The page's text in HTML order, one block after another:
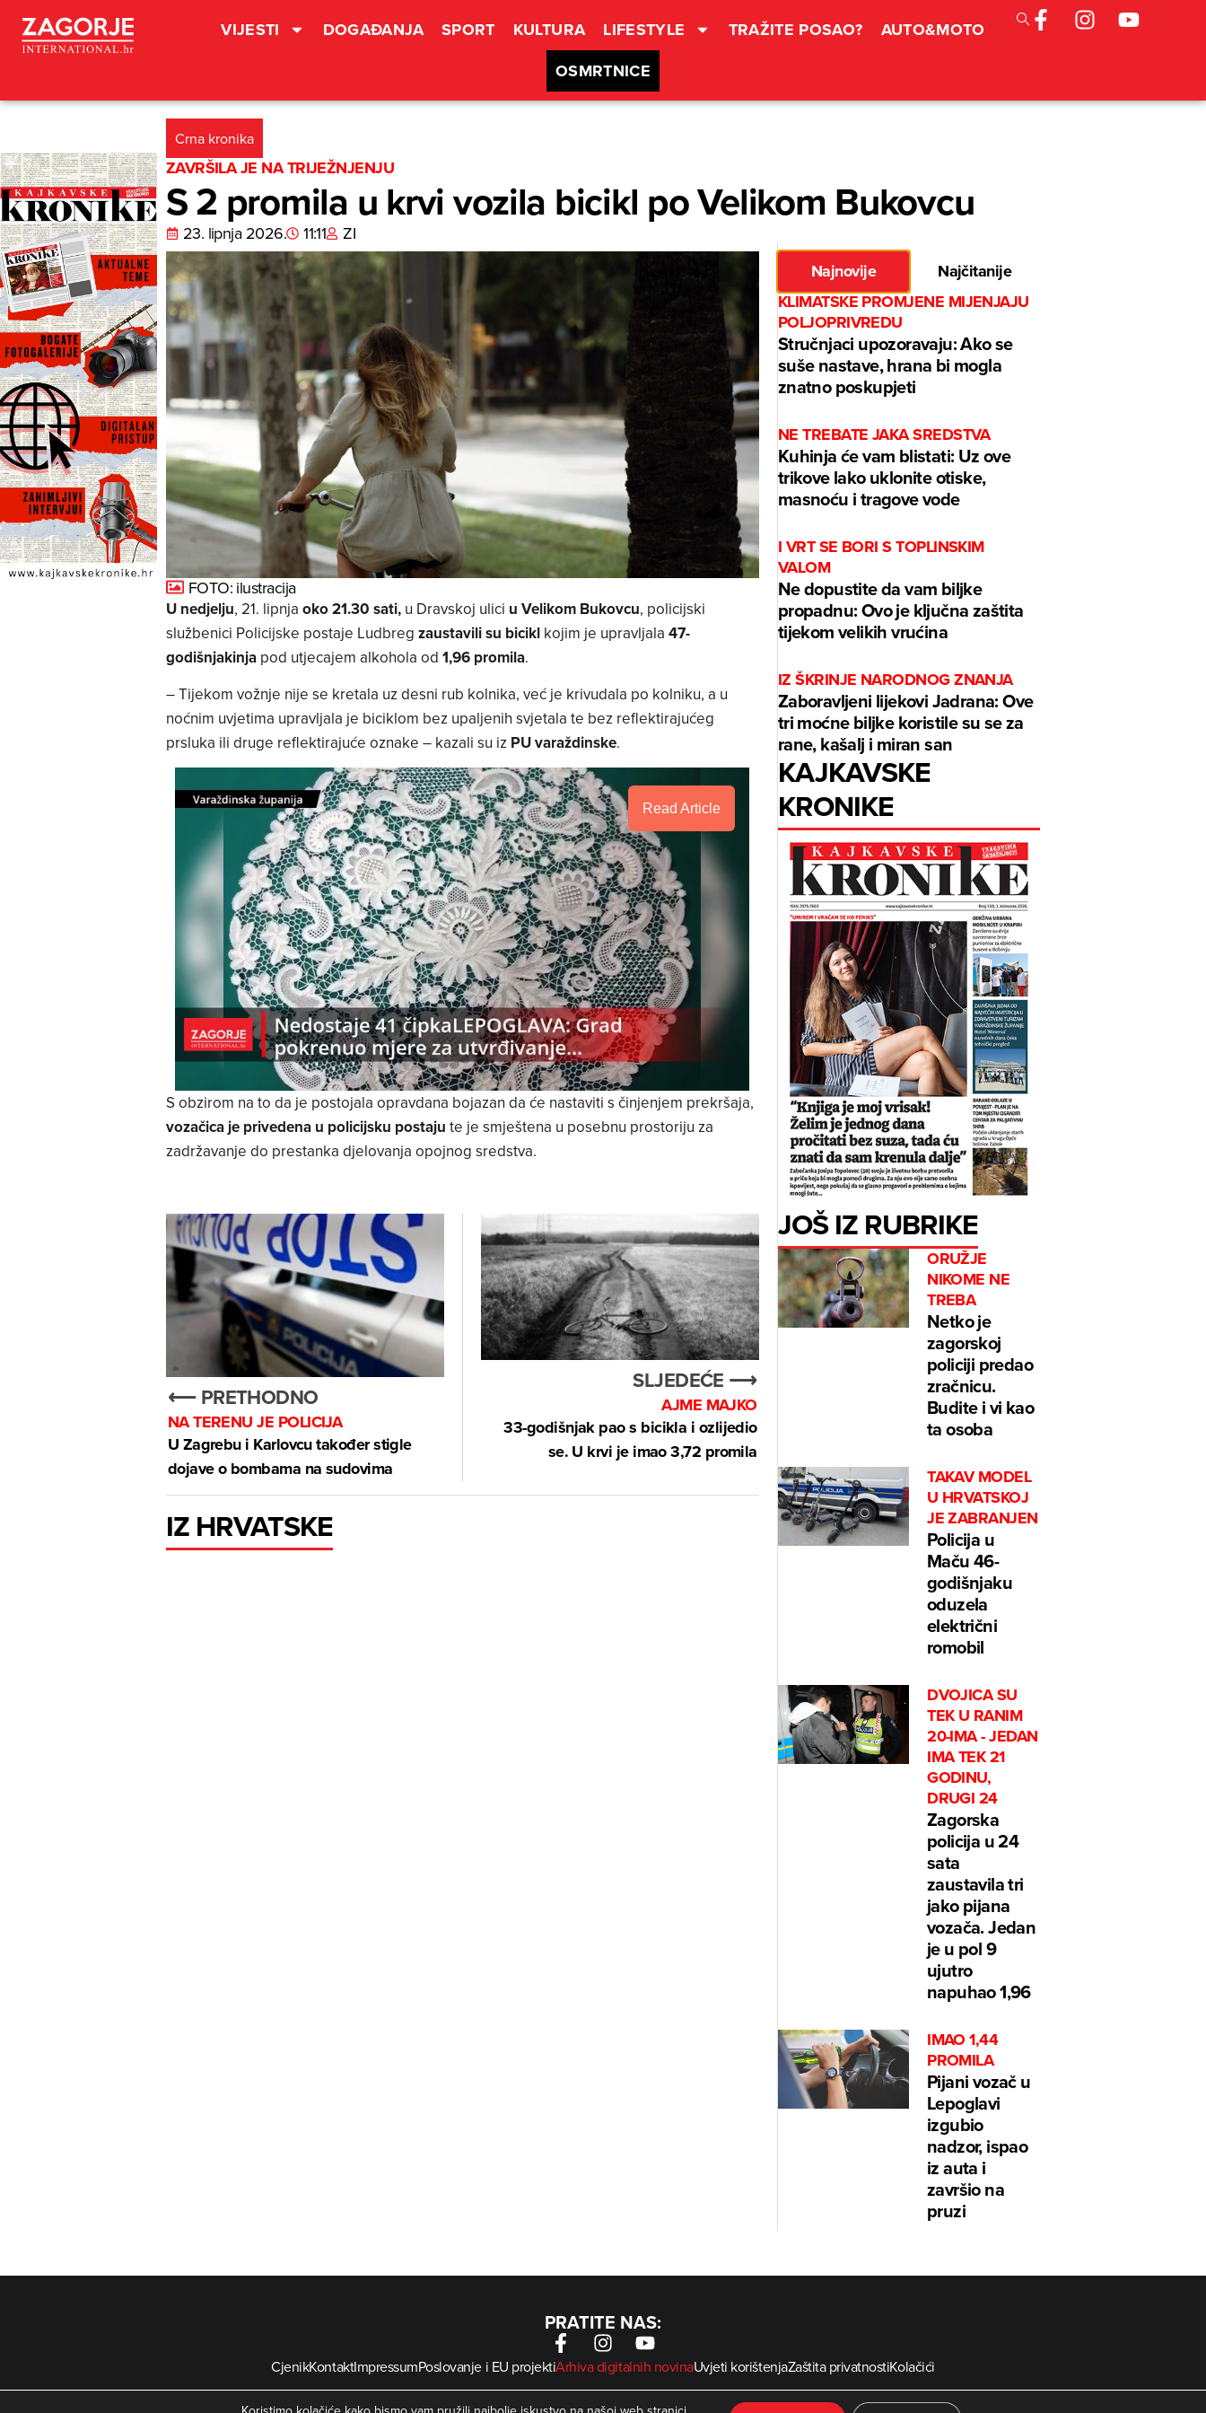
VIJESTI DOGAĐANJA SPORT KULTURA LIFESTYLE TRAŽITE POSAO?
AUTO&MOTO
OSMRTNICE
Crna kronika
ZAVRŠILA JE NA TRIJEŽNJENJU
S 2 promila u krvi vozila bicikl po Velikom Bukovcu
23. lipnja 2026. 11:11 ZI
FOTO: ilustracija
U nedjelju, 21. lipnja oko 21.30 sati,u Dravskoj ulici u Velikom Bukovcu, policijski
službenici Policijske postaje Ludbreg zaustavili su biciklkojim je upravljala 47-
godišnjakinjapod utjecajem alkohola od 1,96 promila.
– Tijekom vožnje nije se kretala uz desni rub kolnika, već je krivudala po kolniku, a u
noćnim uvjetima upravljala je biciklom bez upaljenih svjetala te bez reflektirajućeg
prsluka ili druge reflektirajuće oznake – kazali su iz PU varaždinske.
Read Article
S obzirom na to da je postojala opravdana bojazan da će nastaviti s činjenjem prekršaja,
vozačica je privedena u policijsku postaju te je smještena u posebnu prostoriju za
zadržavanje do prestanka djelovanja opojnog sredstva.
⟵ PRETHODNO
NA TERENU JE POLICIJA
U Zagrebu i Karlovcu također stigle
dojave o bombama na sudovima
SLJEDEĆE ⟶
AJME MAJKO
33-godišnjak pao s bicikla i ozlijedio
se. U krvi je imao 3,72 promila
IZ HRVATSKE
Najnovije
Najčitanije
KLIMATSKE PROMJENE MIJENJAJU
POLJOPRIVREDU
Stručnjaci upozoravaju: Ako se
suše nastave, hrana bi mogla
znatno poskupjeti
NE TREBATE JAKA SREDSTVA
Kuhinja će vam blistati: Uz ove
trikove lako uklonite otiske,
masnoću i tragove vode
I VRT SE BORI S TOPLINSKIM
VALOM
Ne dopustite da vam biljke
propadnu: Ovo je ključna zaštita
tijekom velikih vrućina
IZ ŠKRINJE NARODNOG ZNANJA
Zaboravljeni lijekovi Jadrana: Ove
tri moćne biljke koristile su se za
rane, kašalj i miran san
KAJKAVSKE
KRONIKE
JOŠ IZ RUBRIKE
ORUŽJE
NIKOME NE
TREBA
Netko je
zagorskoj
policiji predao
zračnicu.
Budite i vi kao
ta osoba
TAKAV MODEL
U HRVATSKOJ
JE ZABRANJEN
Policija u
Maču 46-
godišnjaku
oduzela
električni
romobil
DVOJICA SU
TEK U RANIM
20-IMA - JEDAN
IMA TEK 21
GODINU,
DRUGI 24
Zagorska
policija u 24
sata
zaustavila tri
jako pijana
vozača. Jedan
je u pol 9
ujutro
napuhao 1,96
IMAO 1,44
PROMILA
Pijani vozač u
Lepoglavi
izgubio
nadzor, ispao
iz auta i
završio na
pruzi
PRATITE NAS:
CjenikKontaktImpressumPoslovanje i EU projektiArhiva digitalnih novinaUvjeti korištenjaZaštita privatnostiKolačići
© Zagorje International – Sva prava pridržana | Developed bykrMedia